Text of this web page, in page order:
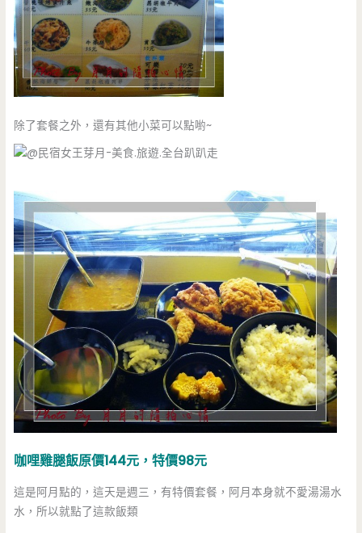
除了套餐之外，還有其他小菜可以點喲~
咖哩雞腿飯原價144元，特價98元
這是阿月點的，這天是週三，有特價套餐，阿月本身就不愛湯湯水
水，所以就點了這款飯類